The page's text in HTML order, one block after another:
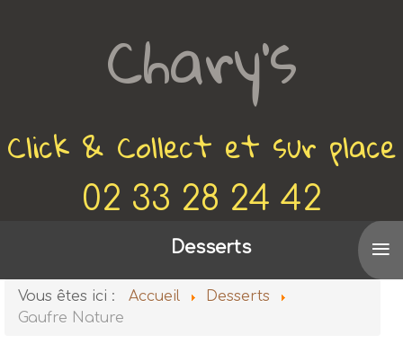
Chary's
Click & Collect et sur place
02 33 28 24 42
Voir aussi
Desserts ≡
Vous êtes ici : Accueil
Desserts
Gaufre Nature